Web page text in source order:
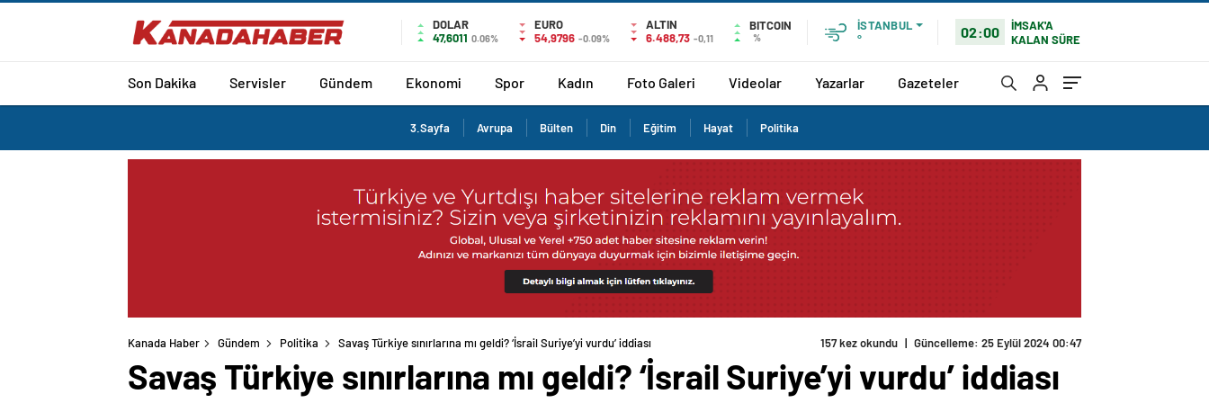
DOLAR
47,6011 0.06%
EURO
54,9796 -0.09%
ALTIN
6.488,73 -0,11
BITCOIN
%
İSTANBUL
°
02:00
İMSAK'A
KALAN SÜRE
Son Dakika Servisler Gündem Ekonomi Spor Kadın Foto Galeri Videolar Yazarlar Gazeteler
3.Sayfa Avrupa Bülten Din Eğitim Hayat Politika
Kanada Haber Gündem Politika Savaş Türkiye sınırlarına mı geldi? ‘İsrail Suriye’yi vurdu’ iddiası
Savaş Türkiye sınırlarına mı geldi? ‘İsrail Suriye’yi vurdu’ iddiası